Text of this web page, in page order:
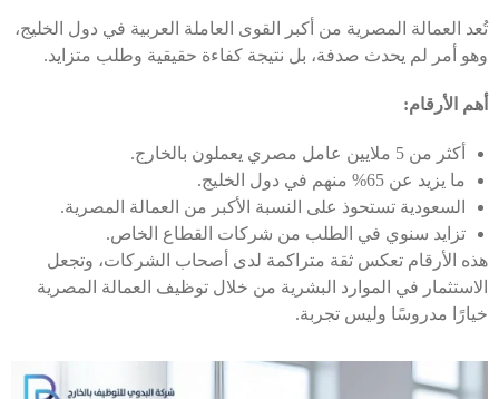
تُعد العمالة المصرية من أكبر القوى العاملة العربية في دول الخليج،
وهو أمر لم يحدث صدفة، بل نتيجة كفاءة حقيقية وطلب متزايد.
أهم الأرقام:
أكثر من 5 ملايين عامل مصري يعملون بالخارج.
ما يزيد عن 65% منهم في دول الخليج.
السعودية تستحوذ على النسبة الأكبر من العمالة المصرية.
تزايد سنوي في الطلب من شركات القطاع الخاص.
هذه الأرقام تعكس ثقة متراكمة لدى أصحاب الشركات، وتجعل
الاستثمار في الموارد البشرية من خلال توظيف العمالة المصرية
خيارًا مدروسًا وليس تجربة.